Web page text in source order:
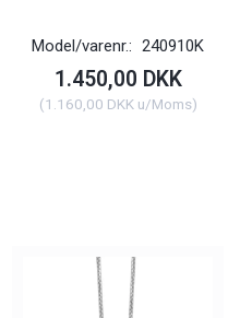
Model/varenr.: 240910K
1.450,00 DKK
(1.160,00 DKKu/Moms)